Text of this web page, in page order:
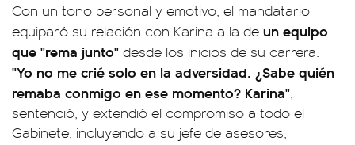
Con un tono personal y emotivo, el mandatario
equiparó su relación con Karina a la de un equipo
que "rema junto" desde los inicios de su carrera.
"Yo no me crié solo en la adversidad. ¿Sabe quién
remaba conmigo en ese momento? Karina",
sentenció, y extendió el compromiso a todo el
Gabinete, incluyendo a su jefe de asesores,